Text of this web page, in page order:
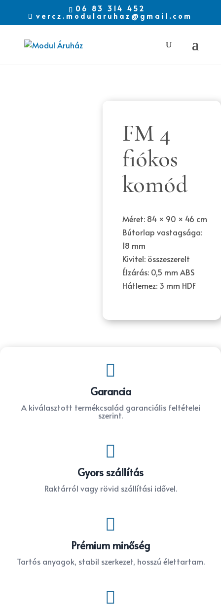
06 83 314 452
vercz.modularuhaz@gmail.com
FM 4
fiókos
komód
Méret: 84 × 90 × 46 cm
Bútorlap vastagsága:
18 mm
Kivitel: összeszerelt
Élzárás: 0,5 mm ABS
Hátlemez: 3 mm HDF

Garancia
A kiválasztott termékcsalád garanciális feltételei
szerint.

Gyors szállítás
Raktárról vagy rövid szállítási idővel.

Prémium minőség
Tartós anyagok, stabil szerkezet, hosszú élettartam.
